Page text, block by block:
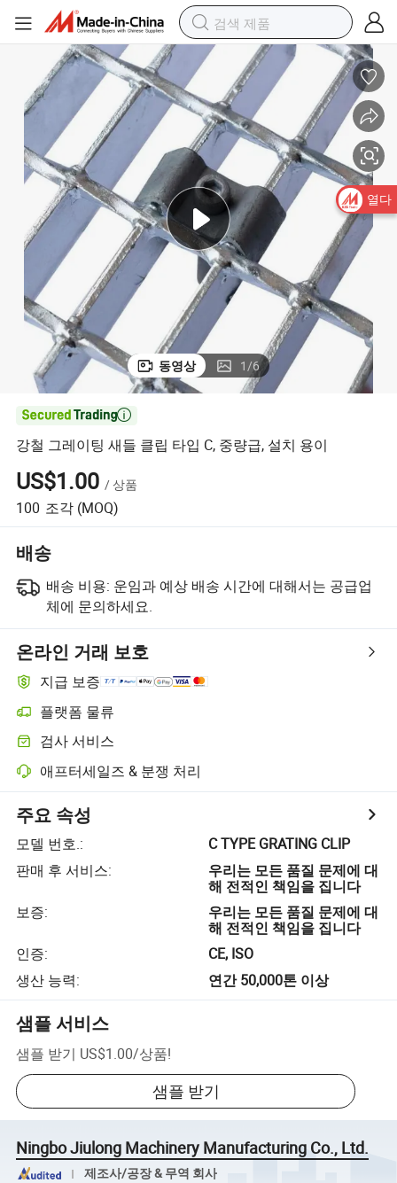
동영상 1/6

강철 그레이팅 새들 클립 타입 C, 중량급, 설치 용이
US$1.00 / 상품
100 조각 (MOQ)
배송
배송 비용: 운임과 예상 배송 시간에 대해서는 공급업
체에 문의하세요.
온라인 거래 보호
지급 보증
플랫폼 물류
검사 서비스
애프터세일즈 & 분쟁 처리
주요 속성
모델 번호.:
C TYPE GRATING CLIP
판매 후 서비스:
우리는 모든 품질 문제에 대
해 전적인 책임을 집니다
보증:
우리는 모든 품질 문제에 대
해 전적인 책임을 집니다
인증:
CE, ISO
생산 능력: 연간 50,000톤 이상
샘플 서비스
샘플 받기 US$1.00/상품!
샘플 받기
Ningbo Jiulong Machinery Manufacturing Co., Ltd.
제조사/공장 & 무역 회사
열다